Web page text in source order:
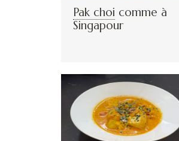
Pak choi comme à
Singapour